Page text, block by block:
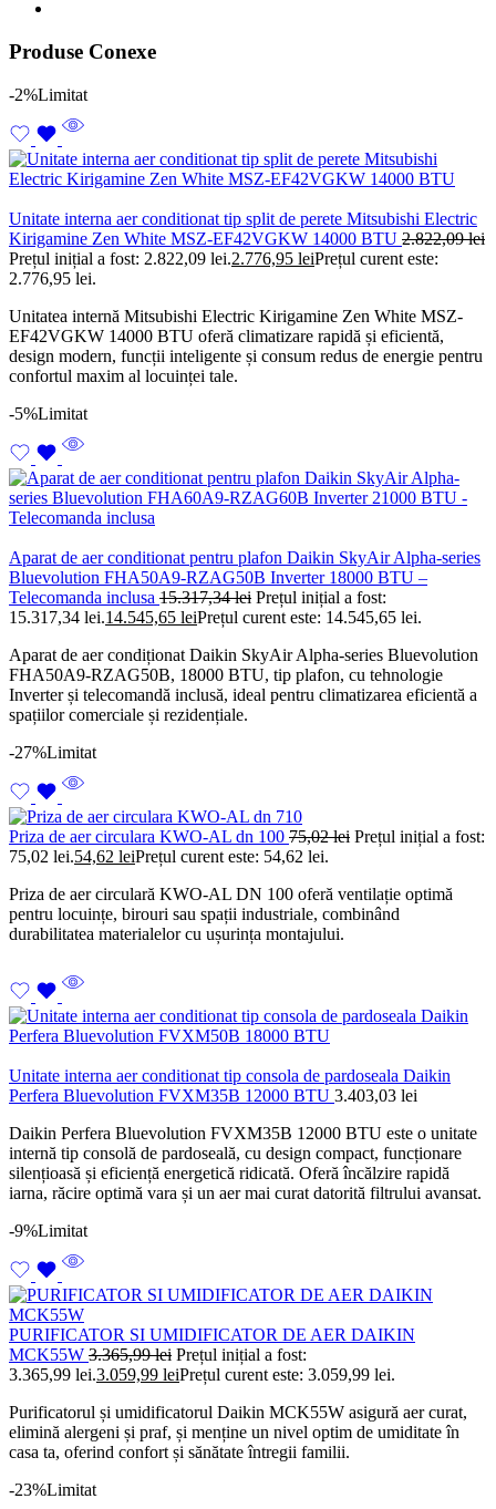
Produse Conexe
-2%Limitat
Unitate interna aer conditionat tip split de perete Mitsubishi Electric
Kirigamine Zen White MSZ-EF42VGKW 14000 BTU 2.822,09lei
Prețul inițial a fost: 2.822,09 lei.2.776,95 leiPrețul curent este:
2.776,95 lei.
Unitatea internă Mitsubishi Electric Kirigamine Zen White MSZ-
EF42VGKW 14000 BTU oferă climatizare rapidă și eficientă,
design modern, funcții inteligente și consum redus de energie pentru
confortul maxim al locuinței tale.
-5%Limitat
Aparat de aer conditionat pentru plafon Daikin SkyAir Alpha-series
Bluevolution FHA50A9-RZAG50B Inverter 18000 BTU –
Telecomanda inclusa 15.317,34lei Prețul inițial a fost:
15.317,34 lei.14.545,65 leiPrețul curent este: 14.545,65 lei.
Aparat de aer condiționat Daikin SkyAir Alpha-series Bluevolution
FHA50A9-RZAG50B, 18000 BTU, tip plafon, cu tehnologie
Inverter și telecomandă inclusă, ideal pentru climatizarea eficientă a
spațiilor comerciale și rezidențiale.
-27%Limitat
Priza de aer circulara KWO-AL dn 100 75,02lei Prețul inițial a fost:
75,02 lei.54,62 leiPrețul curent este: 54,62 lei.
Priza de aer circulară KWO-AL DN 100 oferă ventilație optimă
pentru locuințe, birouri sau spații industriale, combinând
durabilitatea materialelor cu ușurința montajului.
Unitate interna aer conditionat tip consola de pardoseala Daikin
Perfera Bluevolution FVXM35B 12000 BTU 3.403,03 lei
Daikin Perfera Bluevolution FVXM35B 12000 BTU este o unitate
internă tip consolă de pardoseală, cu design compact, funcționare
silențioasă și eficiență energetică ridicată. Oferă încălzire rapidă
iarna, răcire optimă vara și un aer mai curat datorită filtrului avansat.
-9%Limitat
PURIFICATOR SI UMIDIFICATOR DE AER DAIKIN
MCK55W 3.365,99lei Prețul inițial a fost:
3.365,99 lei.3.059,99 leiPrețul curent este: 3.059,99 lei.
Purificatorul și umidificatorul Daikin MCK55W asigură aer curat,
elimină alergeni și praf, și menține un nivel optim de umiditate în
casa ta, oferind confort și sănătate întregii familii.
-23%Limitat